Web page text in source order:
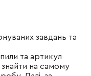
завдань та
та артикул
знайти на самому